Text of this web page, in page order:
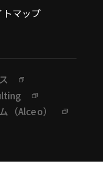
トマップ
（Alceo）